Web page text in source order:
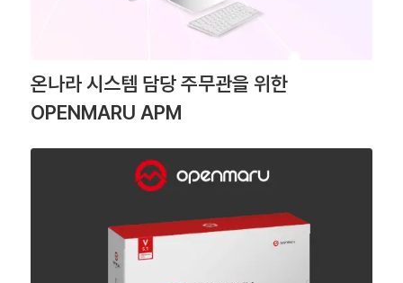
온나라 시스템 담당 주무관을 위한
OPENMARU APM